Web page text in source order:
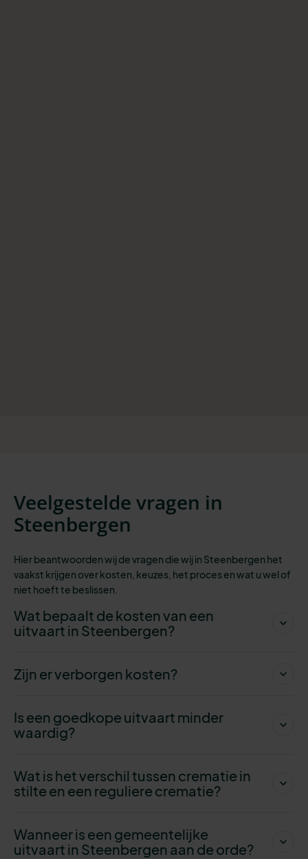
Veelgestelde vragen in
Steenbergen
Hier beantwoorden wij de vragen die wij in Steenbergen het
vaakst krijgen over kosten, keuzes, het proces en wat u wel of
niet hoeft te beslissen.
Wat bepaalt de kosten van een
uitvaart in Steenbergen?
Zijn er verborgen kosten?
Is een goedkope uitvaart minder
waardig?
Wat is het verschil tussen crematie in
stilte en een reguliere crematie?
Wanneer is een gemeentelijke
uitvaart in Steenbergen aan de orde?